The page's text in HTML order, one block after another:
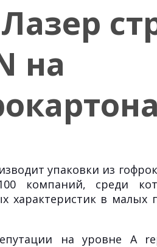
на
упаковки из
100 компаний, среди
в малых
на уровне A